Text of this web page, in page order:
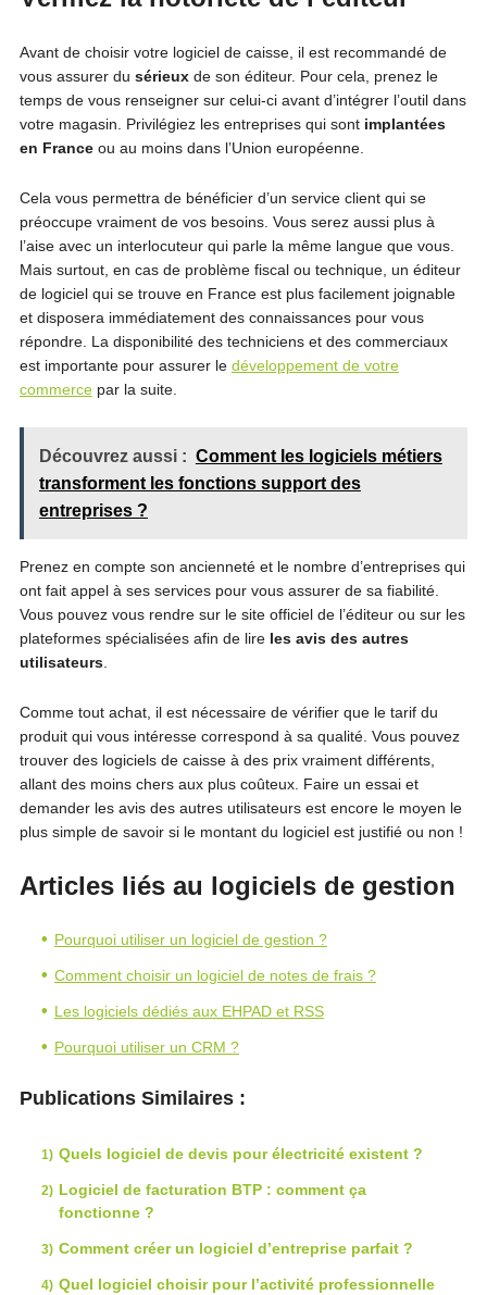
Avant de choisir votre logiciel de caisse, il est recommandé de
vous assurer du sérieuxde son éditeur. Pour cela, prenez le
temps de vous renseigner sur celui-ci avant d’intégrer l’outil dans
votre magasin. Privilégiez les entreprises qui sont implantées
en Franceou au moins dans l’Union européenne.
Cela vous permettra de bénéficier d’un service client qui se
préoccupe vraiment de vos besoins. Vous serez aussi plus à
l’aise avec un interlocuteur qui parle la même langue que vous.
Mais surtout, en cas de problème fiscal ou technique, un éditeur
de logiciel qui se trouve en France est plus facilement joignable
et disposera immédiatement des connaissances pour vous
répondre. La disponibilité des techniciens et des commerciaux
est importante pour assurer le développement de votre
commercepar la suite.
Découvrez aussi : Comment les logiciels métiers
transforment les fonctions support des
entreprises ?
Prenez en compte son ancienneté et le nombre d’entreprises qui
ont fait appel à ses services pour vous assurer de sa fiabilité.
Vous pouvez vous rendre sur le site officiel de l’éditeur ou sur les
plateformes spécialisées afin de lire les avis des autres
utilisateurs.
Comme tout achat, il est nécessaire de vérifier que le tarif du
produit qui vous intéresse correspond à sa qualité. Vous pouvez
trouver des logiciels de caisse à des prix vraiment différents,
allant des moins chers aux plus coûteux. Faire un essai et
demander les avis des autres utilisateurs est encore le moyen le
plus simple de savoir si le montant du logiciel est justifié ou non !
Articles liés au logiciels de gestion
Pourquoi utiliser un logiciel de gestion ?
Comment choisir un logiciel de notes de frais ?
Les logiciels dédiés aux EHPAD et RSS
Pourquoi utiliser un CRM ?
Publications Similaires :
Quels logiciel de devis pour électricité existent ?
Logiciel de facturation BTP : comment ça
fonctionne ?
Comment créer un logiciel d’entreprise parfait ?
Quel logiciel choisir pour l’activité professionnelle